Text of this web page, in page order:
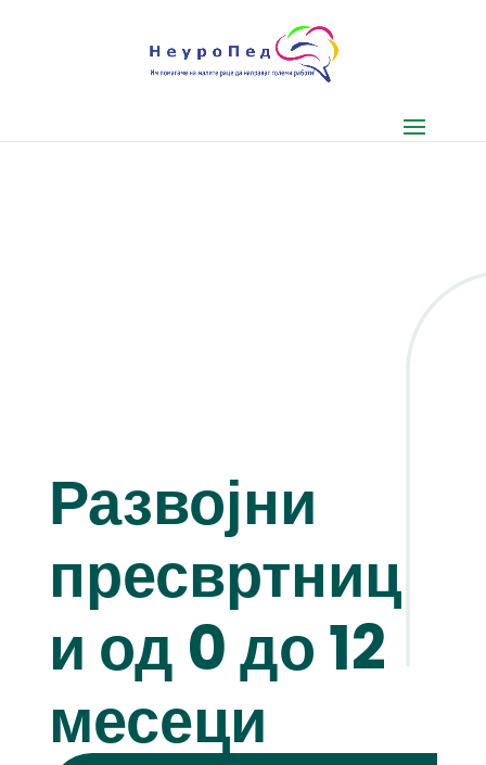
Развојни
пресвртниц
и од 0 до 12
месеци